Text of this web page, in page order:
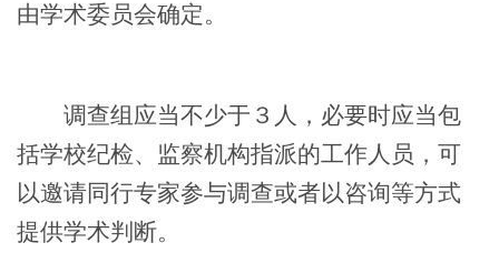
由学术委员会确定。
调查组应当不少于３人，必要时应当包
括学校纪检、监察机构指派的工作人员，可
以邀请同行专家参与调查或者以咨询等方式
提供学术判断。